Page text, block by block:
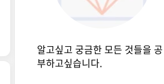
알고싶고 궁금한 모든 것들을 공
부하고싶습니다.